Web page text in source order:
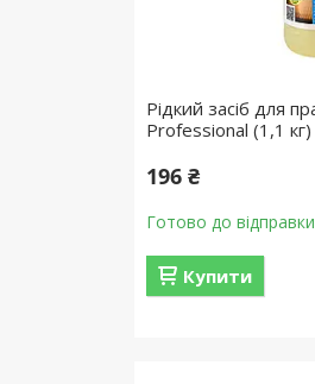
Рідкий засіб для
Professional (1,1 кг)
196 ₴
Готово до відправки
Купити